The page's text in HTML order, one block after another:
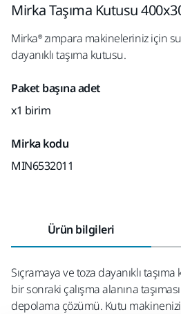
Mirka Taşıma Kutusu
Mirka® zımpara makineleriniz için
dayanıklı taşıma kutusu.
Paket başına adet
x1 birim
Mirka kodu
MIN6532011
Ürün bilgileri
Sıçramaya ve toza dayanıklı
bir sonraki çalışma alanına
depolama çözümü. Kutu